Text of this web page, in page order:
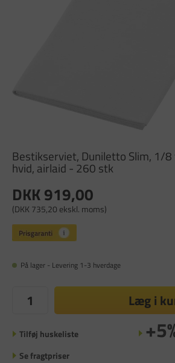
Bestikserviet, Duniletto Slim, 1/
hvid, airlaid - 260 stk
DKK 919,00
(DKK 735,20 ekskl. moms)
På lager - Levering 1-3 hverdage
Læg i
Tilføj huskeliste
Se fragtpriser